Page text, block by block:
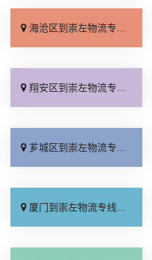
海沧区到崇左物流专线_放心物流「全境派送」
翔安区到崇左物流专线_专业调车「运价查询」
芗城区到崇左物流专线_高效快运「多少一吨」
厦门到崇左物流专线_合同承运「价位合理」